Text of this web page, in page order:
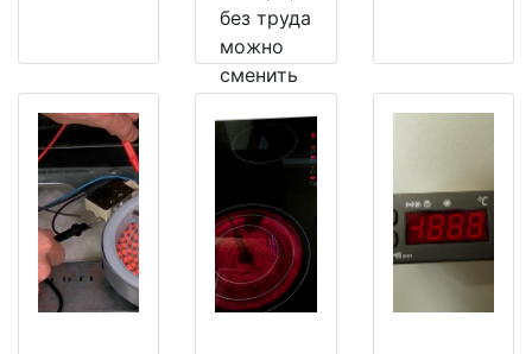
без труда
можно
сменить
рабочий.